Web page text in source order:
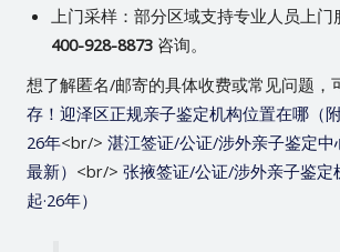
上门采样：部分区域支持专业人员上门
400-928-8873咨询。
想了解匿名/邮寄的具体收费或常见问题，
存！迎泽区正规亲子鉴定机构位置在哪（
26年<br/> 湛江签证/公证/涉外亲子鉴定中
最新） <br/> 张掖签证/公证/涉外亲子鉴定
起·26年）